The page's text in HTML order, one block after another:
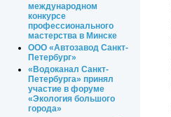
международном
конкурсе
профессионального
мастерства в Минске
ООО «Автозавод Санкт-
Петербург»
«Водоканал Санкт-
Петербурга» принял
участие в форуме
«Экология большого
города»